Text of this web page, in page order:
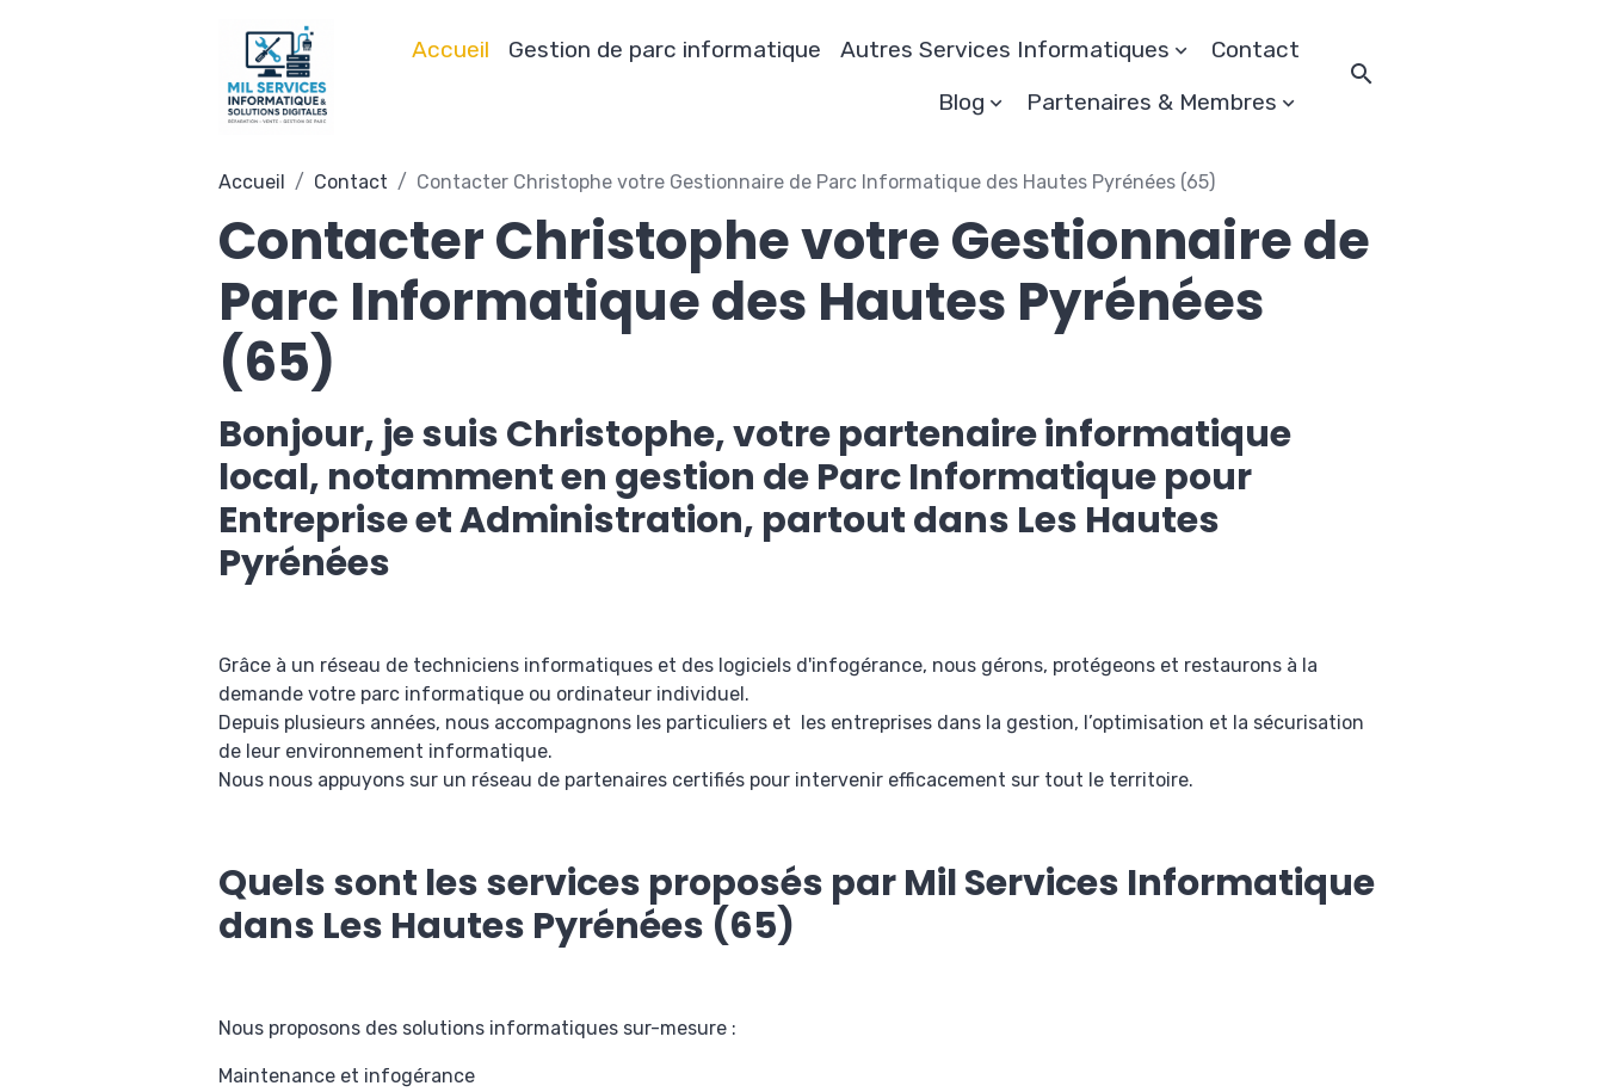
Accueil Gestion de parc informatique Autres Services Informatiques
Contact
Blog
Partenaires & Membres
Accueil Contact Contacter Christophe votre Gestionnaire de Parc Informatique des Hautes Pyrénées (65)
Contacter Christophe votre Gestionnaire de
Parc Informatique des Hautes Pyrénées
(65)
Bonjour, je suis Christophe, votre partenaire informatique
local, notamment en gestion de Parc Informatique pour
Entreprise et Administration, partout dans Les Hautes
Pyrénées
Grâce à un réseau de techniciens informatiques et des logiciels d'infogérance, nous gérons, protégeons et restaurons à la
demande votre parc informatique ou ordinateur individuel.
Depuis plusieurs années, nous accompagnons les particuliers et les entreprises dans la gestion, l’optimisation et la sécurisation
de leur environnement informatique.
Nous nous appuyons sur un réseau de partenaires certifiés pour intervenir efficacement sur tout le territoire.
Quels sont les services proposés par Mil Services Informatique
dans Les Hautes Pyrénées (65)
Nous proposons des solutions informatiques sur-mesure :
Maintenance et infogérance